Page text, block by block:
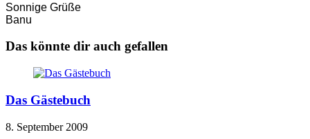
Sonnige Grüße
Banu
Das könnte dir auch gefallen
Das Gästebuch
8. September 2009